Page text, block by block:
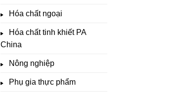
Hóa chất ngoại
Hóa chất tinh khiết PA
China
Nông nghiệp
Phụ gia thực phẩm